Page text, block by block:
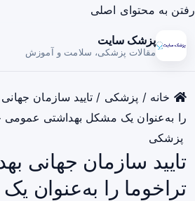
رفتن به محتوای اصلی
پزشک سایت
مقالات پزشکی، سلامت و آموزش
خانه / پزشکی / تایید سازمان
را به‌عنوان یک مشکل بهداشتی
پزشکی
تایید سازمان جهانی
تراخوما را به‌عنوان